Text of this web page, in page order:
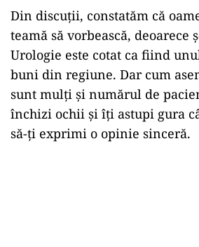
Din discuții, constatăm că
teamă să vorbească, deoarece
Urologie este cotat ca fiind
buni din regiune. Dar cum
sunt mulți și numărul de
închizi ochii și îți astupi gura
să-ți exprimi o opinie sinceră.